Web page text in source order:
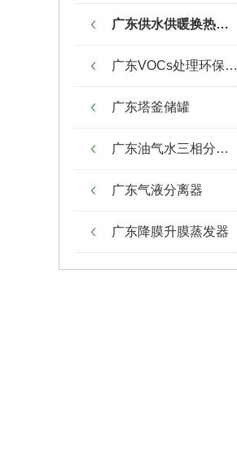
广东供水供暖换热机组
广东VOCs处理环保设备
广东塔釜储罐
广东油气水三相分离器
广东气液分离器
广东降膜升膜蒸发器